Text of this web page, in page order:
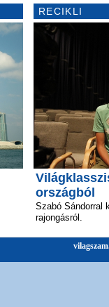
RECIKLI
országból
Szabó Sándorral
rajongásról.